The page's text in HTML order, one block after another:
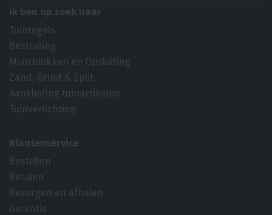
Ik ben op zoek naar
Tuintegels
Bestrating
Muurblokken en Opsluiting
Zand, Grind & Split
Aankleding tuinartikelen
Tuinverlichting
Klantenservice
Bestellen
Betalen
Bezorgen en afhalen
Garantie